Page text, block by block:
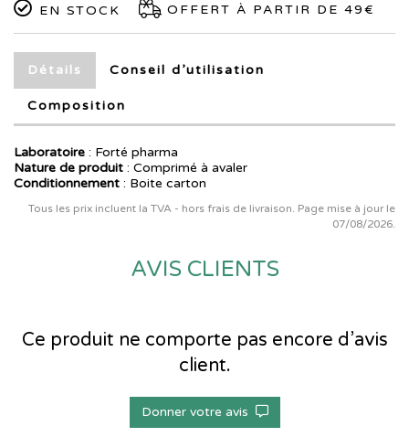
EN STOCK OFFERT À PARTIR DE 49€
Détails Conseil d’utilisation
Composition
Laboratoire : Forté pharma
Nature de produit : Comprimé à avaler
Conditionnement : Boite carton
Tous les prix incluent la TVA - hors frais de livraison. Page mise à jour le
07/08/2026.
AVIS CLIENTS
Ce produit ne comporte pas encore d’avis
client.
Donner votre avis